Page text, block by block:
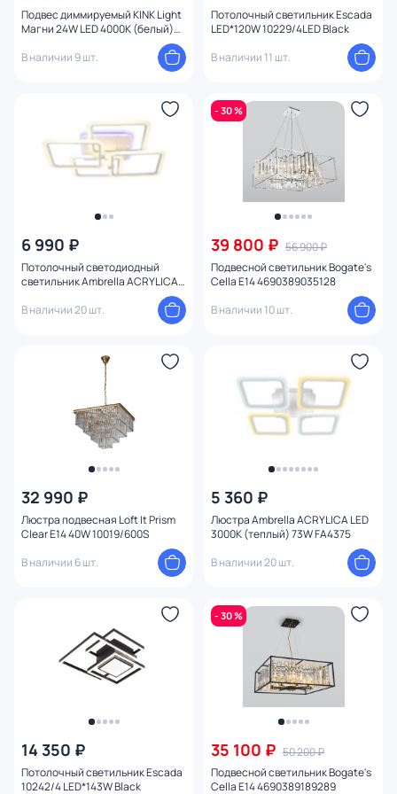
Подвес диммируемый KINK Light
Магни 24W LED 4000К (белый)
В наличии 9 шт.
Потолочный светильник Escada
LED*120W 10229/4LED Black
В наличии 11 шт.
6 990 ₽
Потолочный светодиодный
светильник Ambrella ACRYLICA
В наличии 20 шт.
- 30 %
39 800 ₽ 56 900 ₽
Подвесной светильник Bogate's
Cella E14 4690389035128
В наличии 10 шт.
32 990 ₽
Люстра подвесная Loft It Prism
Clear E14 40W 10019/600S
В наличии 6 шт.
5 360 ₽
Люстра Ambrella ACRYLICA LED
3000К (теплый) 73W FA4375
В наличии 20 шт.
14 350 ₽
Потолочный светильник Escada
10242/4 LED*143W Black
- 30 %
35 100 ₽ 50 200 ₽
Подвесной светильник Bogate's
Cella E14 4690389189289
Количество ламп
Вид лампы
Цвет свечения
Управление
Назначение
Вид рассеивателя
Форма плафона
Оформление
Способ крепления
Степень пыле-влагозащиты
Конструкция
Мощность ламп